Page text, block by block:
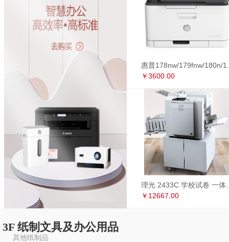
￥3600.00
￥12667.00
3F 纸制文具及办公用品
其他纸制品